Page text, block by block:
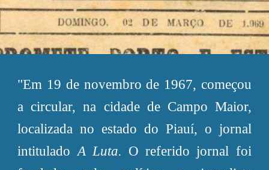
"Em 19 de novembro de 1967, começou
a circular, na cidade de Campo Maior,
localizada no estado do Piauí, o jornal
intituladoA Luta. O referido jornal foi